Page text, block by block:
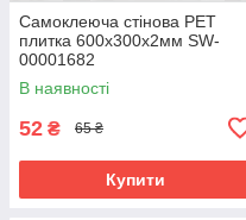
Самоклеюча стінова PET
плитка 600х300х2мм SW-
00001682
В наявності
52 ₴ 65 ₴
Купити